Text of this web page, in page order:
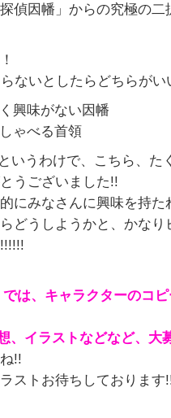
探偵因幡」からの究極の
ないとしたらどちらがい
興味がない因幡
ゃべる首領
いうわけで、こちら、た
うございました!!
にみなさんに興味を持た
どうしようかと、かなり
では、キャラクターのコ
、イラストなどなど、大
!!
ストお待ちしております